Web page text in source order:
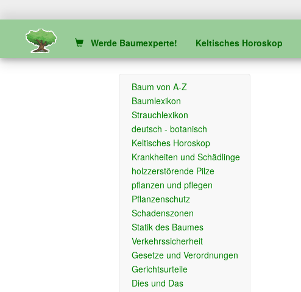
Werde Baumexperte! Keltisches Horoskop
Baum von A-Z
Baumlexikon
Strauchlexikon
deutsch - botanisch
Keltisches Horoskop
Krankheiten und Schädlinge
holzzerstörende Pilze
pflanzen und pflegen
Pflanzenschutz
Schadenszonen
Statik des Baumes
Verkehrssicherheit
Gesetze und Verordnungen
Gerichtsurteile
Dies und Das